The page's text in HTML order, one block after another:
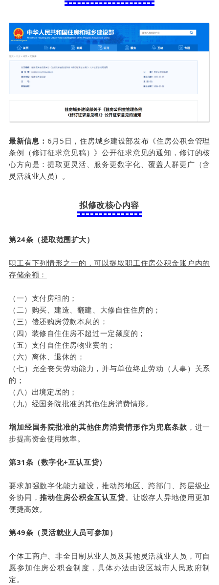
最新信息： 6月5日，住房城乡建设部发布《住房公积金管理
条例（修订征求意见稿）》公开征求意见的通知，修订的核
心方向是：提取更灵活、服务更数字化、覆盖人群更广（含
灵活就业人员）。
拟修改核心内容
第24条（提取范围扩大）
职工有下列情形之一的，可以提取职工住房公积金账户内的
存储余额：
（一）支付房租的；
（二）购买、建造、翻建、大修自住住房的；
（三）偿还购房贷款本息的；
（四）装修自住住房不超过一定额度的；
（五）支付自住住房物业费的；
（六）离休、退休的；
（七）完全丧失劳动能力，并与单位终止劳动（人事）关系
的；
（八）出境定居的；
（九）经国务院批准的其他住房消费情形。
增加经国务院批准的其他住房消费情形作为兜底条款 ，进一
步提高资金使用效率。
第31条（数字化+互认互贷）
要求加强数字化能力建设，推动跨地区、跨部门、跨层级业
务协同，推动住房公积金互认互贷。让缴存人异地使用更加
便捷高效。
第49条（灵活就业人员可参加）
个体工商户、非全日制从业人员及其他灵活就业人员，可自
愿参加住房公积金制度，具体办法由设区城市人民政府制
定。